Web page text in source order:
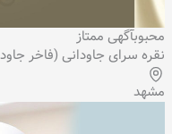
محبوبآگهی ممتاز
نقره سرای جاودانی (فاخر
مشهد